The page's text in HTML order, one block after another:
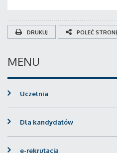
DRUKUJ POLEĆ
MENU
Uczelnia
Dla kandydatów
e-rekrutacja